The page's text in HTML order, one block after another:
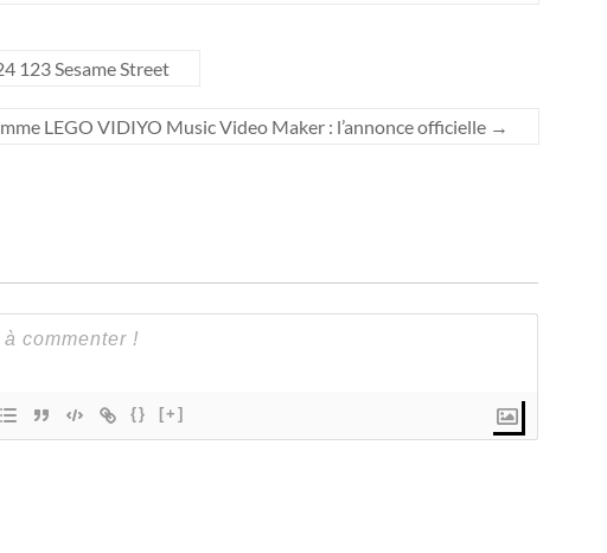
123 Sesame Street
LEGO VIDIYO Music Video Maker : l’annonce officielle →
{} [+]